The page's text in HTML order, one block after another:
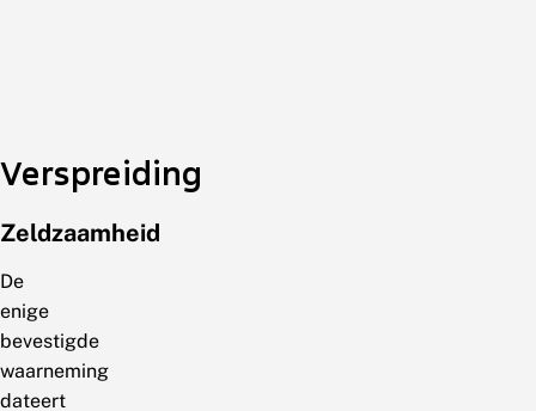
Verspreiding
Zeldzaamheid
De
enige
bevestigde
waarneming
dateert